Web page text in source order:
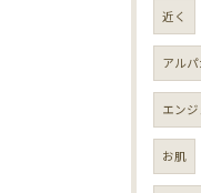
近く
アルパ
エン
お肌